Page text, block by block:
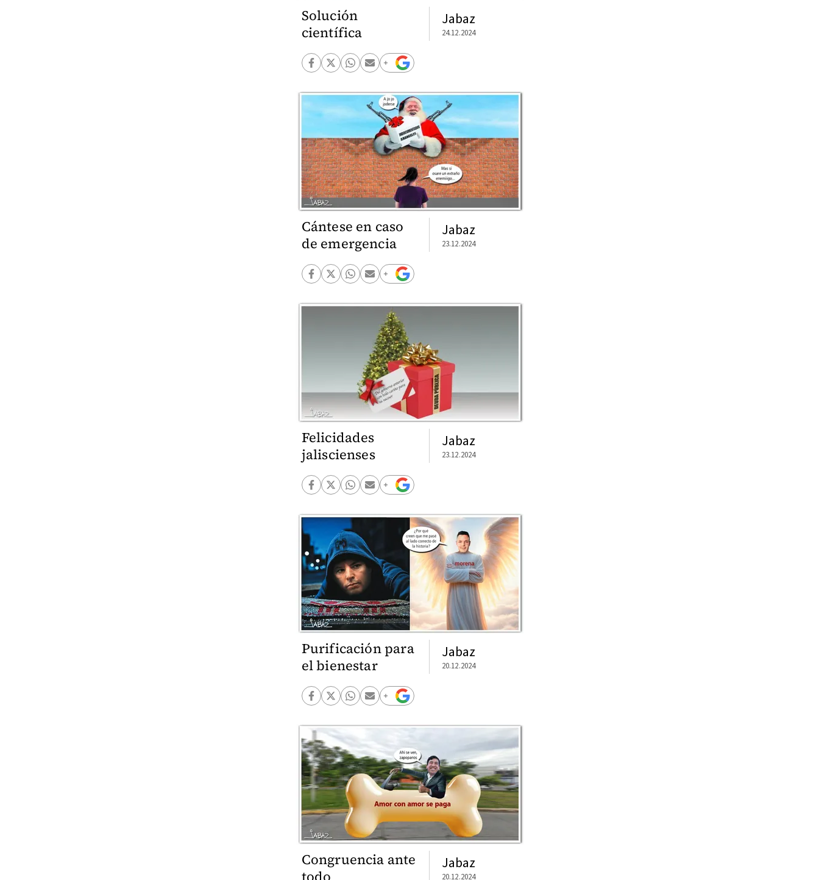
Solución
científica
Jabaz
24.12.2024
Cántese en caso
de emergencia
Jabaz
23.12.2024
Felicidades
jaliscienses
Jabaz
23.12.2024
Purificación para
el bienestar
Jabaz
20.12.2024
Congruencia ante
todo
Jabaz
20.12.2024